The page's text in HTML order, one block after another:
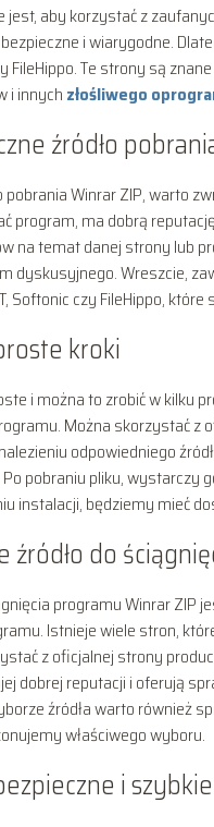
jest, aby korzystać z
i wiarygodne.
FileHippo. Te strony są
i innych złośliwego
źródło
pobrania Winrar ZIP, warto
program, ma dobrą
na temat danej strony lub
dyskusyjnego. Wreszcie,
Softonic czy FileHippo,
kroki
i można to zrobić w kilku
Można skorzystać
odpowiedniego
pobraniu pliku,
instalacji, będziemy mieć
do
programu Winrar ZIP
Istnieje wiele stron,
z oficjalnej strony
dobrej reputacji i oferują
źródła warto również
właściwego wyboru.
i